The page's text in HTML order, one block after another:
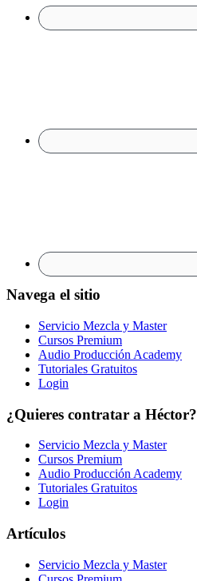
Navega el sitio
Servicio Mezcla y Master
Cursos Premium
Audio Producción Academy
Tutoriales Gratuitos
Login
¿Quieres contratar a Héctor?
Servicio Mezcla y Master
Cursos Premium
Audio Producción Academy
Tutoriales Gratuitos
Login
Artículos
Servicio Mezcla y Master